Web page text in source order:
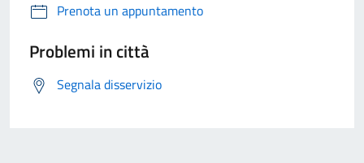
Prenota un appuntamento
Problemi in città
Segnala disservizio